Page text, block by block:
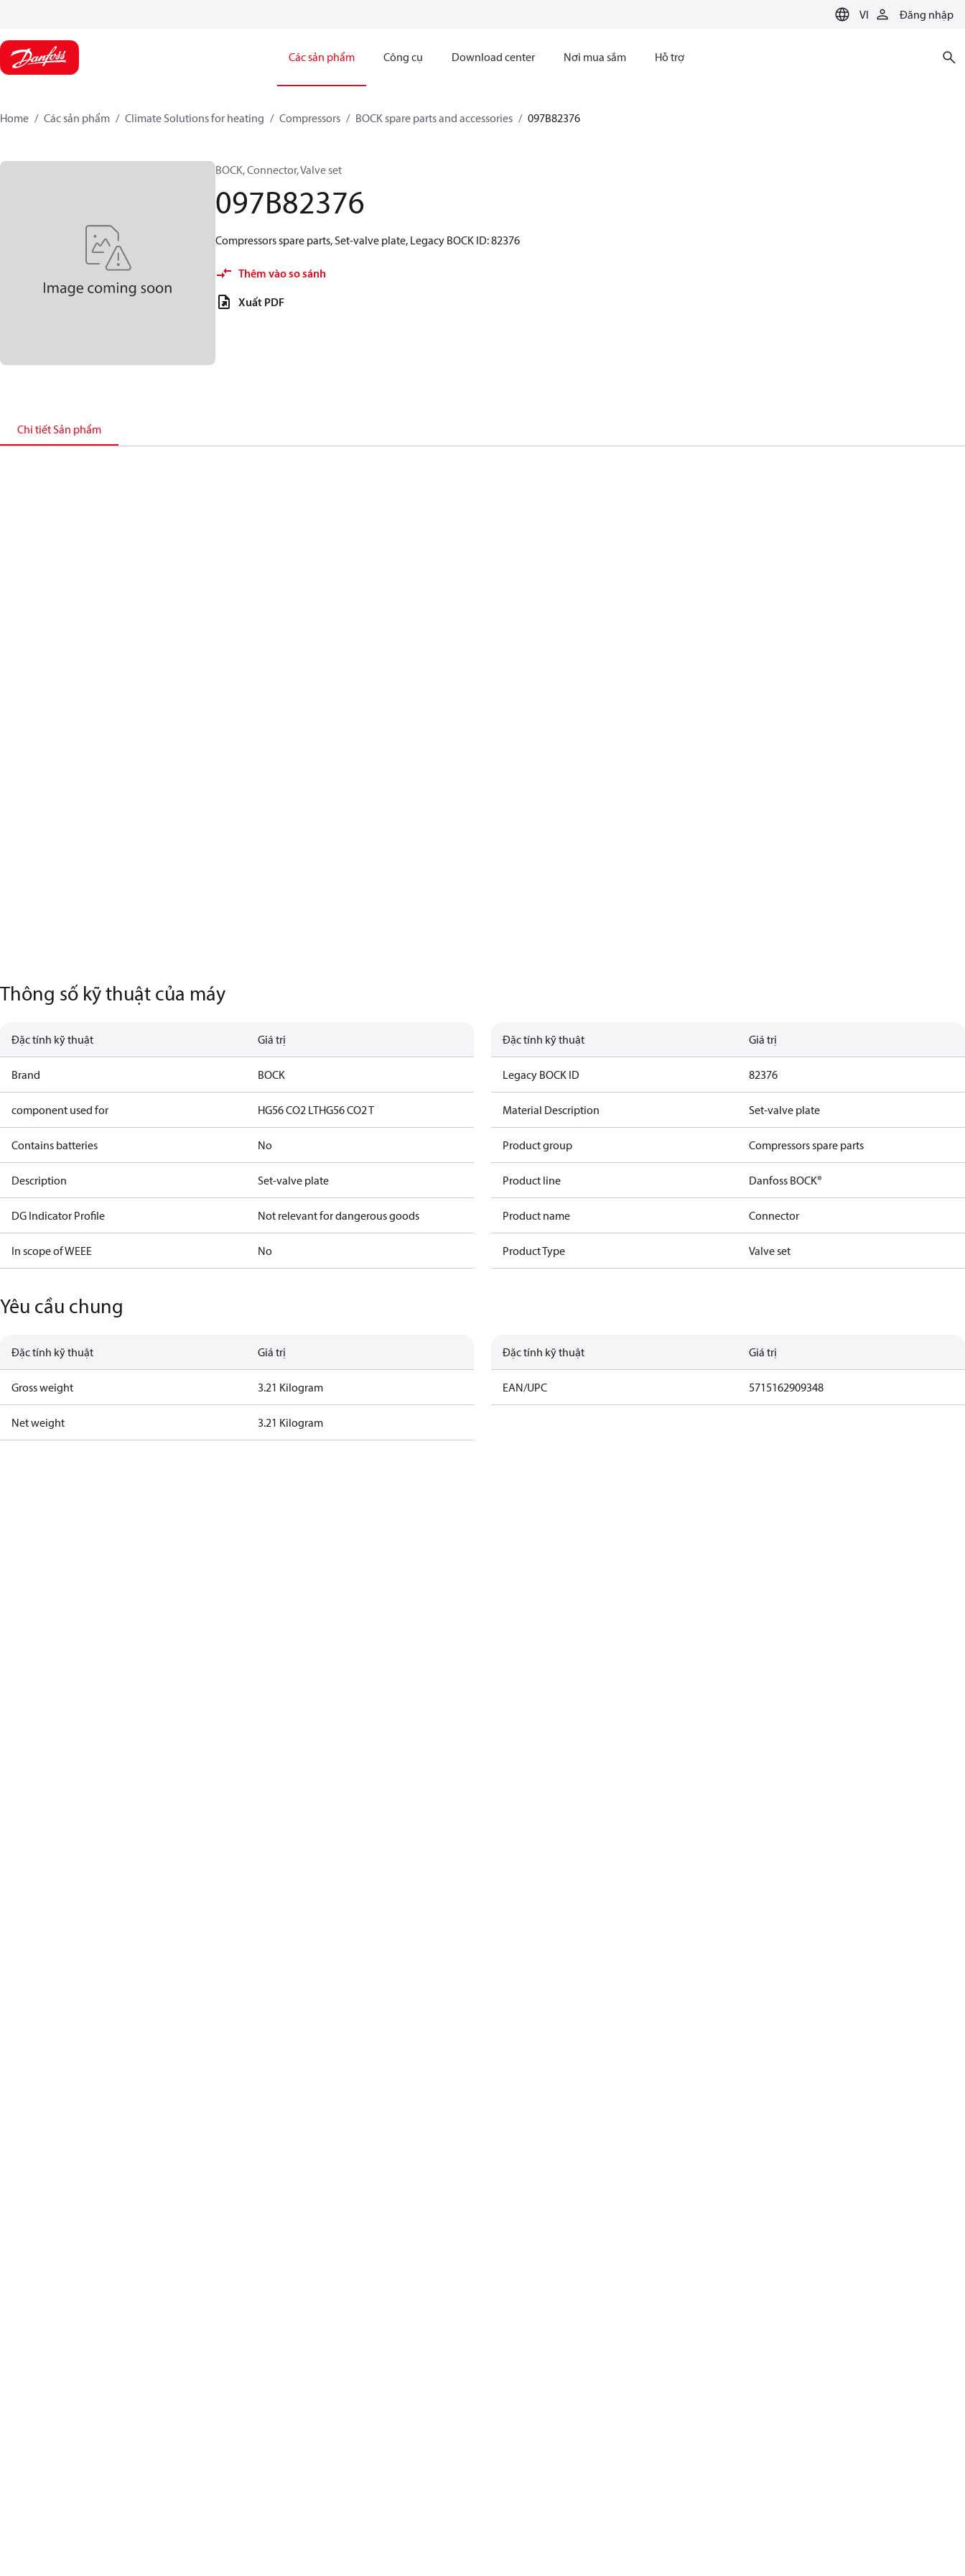
VI Đăng nhập
Các sản phẩm Công cụ Download center Nơi mua sắm Hỗ trợ
Home Các sản phẩm Climate Solutions for heating Compressors BOCK spare parts and accessories 097B82376
BOCK, Connector, Valve set
097B82376
Compressors spare parts, Set-valve plate, Legacy BOCK ID: 82376
Thêm vào so sánh
Xuất PDF
Chi tiết Sản phẩm
Thông số kỹ thuật của máy
Đặc tính kỹ thuật Giá trị
Brand BOCK
component used for HG56 CO2 LTHG56 CO2 T
Contains batteries No
Description Set-valve plate
DG Indicator Profile Not relevant for dangerous goods
In scope of WEEE No
Đặc tính kỹ thuật Giá trị
Legacy BOCK ID 82376
Material Description Set-valve plate
Product group Compressors spare parts
Product line Danfoss BOCK®
Product name Connector
Product Type Valve set
Yêu cầu chung
Đặc tính kỹ thuật Giá trị
Gross weight 3.21 Kilogram
Net weight 3.21 Kilogram
Đặc tính kỹ thuật Giá trị
EAN/UPC 5715162909348